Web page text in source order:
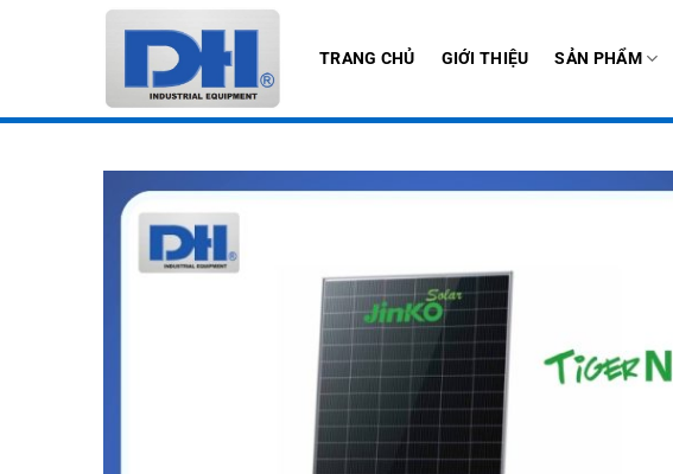
TRANG CHỦ GIỚI THIỆU SẢN PHẨM